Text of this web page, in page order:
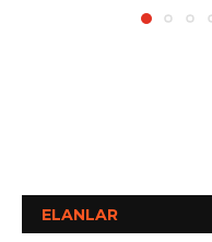
ELANLAR